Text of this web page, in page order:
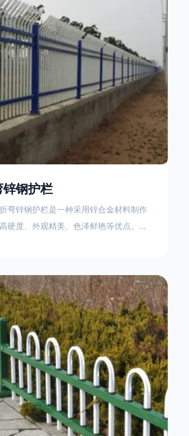
钢护栏
弯锌钢护栏是一种采用锌合金材料制作
硬度、外观精美、色泽鲜艳等优点。该
够避免护栏被人轻易拆卸；适合于大批
然相融合。单向折弯锌钢护栏可以用于
路交通等场所。该产品具有高强度、高